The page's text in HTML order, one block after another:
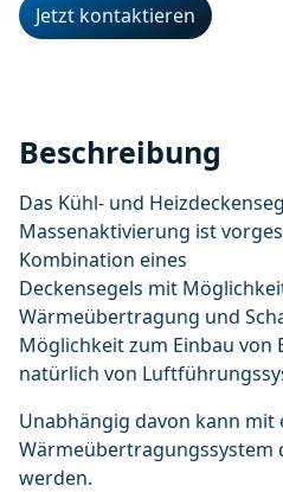
Jetzt kontaktieren
Beschreibung
Das Kühl- und
Massenaktivierung ist
Kombination eines
Deckensegels mit
Wärmeübertragung und
Möglichkeit zum Einbau von
natürlich von
Unabhängig davon kann mit
Wärmeübertragungssystem
werden.